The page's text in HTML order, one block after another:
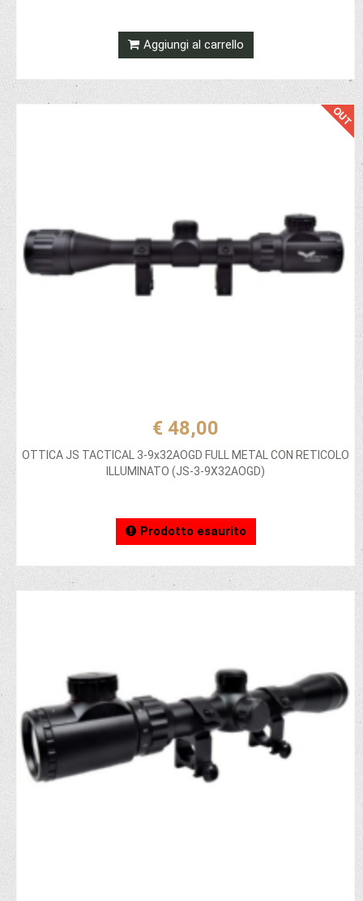
Aggiungi al carrello
€ 48,00
OTTICA JS TACTICAL 3-9x32AOGD FULL METAL CON RETICOLO
ILLUMINATO (JS-3-9X32AOGD)
Prodotto esaurito